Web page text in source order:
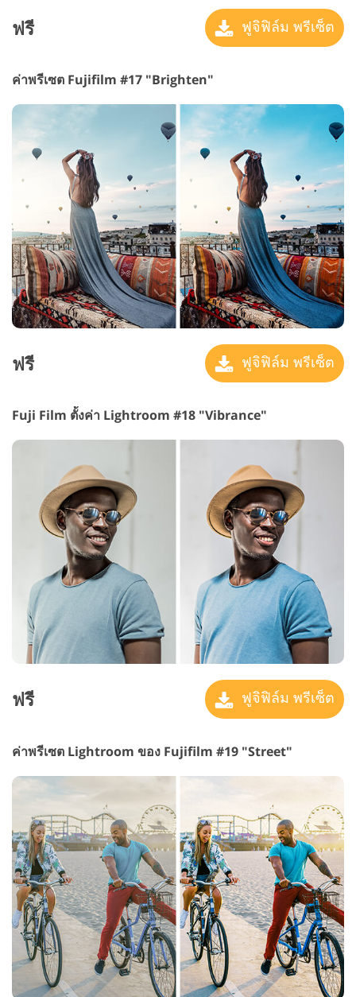
ฟรี ฟูจิฟิล์ม พรีเซ็ต
ค่าพรีเซต Fujifilm #17 "Brighten"
ฟรี ฟูจิฟิล์ม พรีเซ็ต
Fuji Film ตั้งค่า Lightroom #18 "Vibrance"
ฟรี ฟูจิฟิล์ม พรีเซ็ต
ค่าพรีเซต Lightroom ของ Fujifilm #19 "Street"